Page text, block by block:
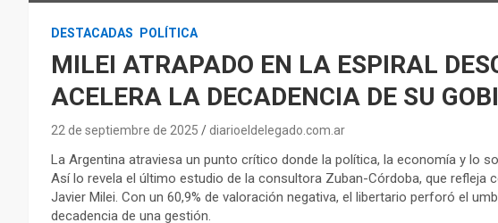
DESTACADAS POLÍTICA
MILEI ATRAPADO EN LA ESPIRAL
ACELERA LA DECADENCIA DE SU
22 de septiembre de 2025 diarioeldelegado.com.ar
La Argentina atraviesa un punto crítico donde la política, la economía y lo
Así lo revela el último estudio de la consultora Zuban-Córdoba, que refleja
Javier Milei. Con un 60,9% de valoración negativa, el libertario perforó el
decadencia de una gestión.